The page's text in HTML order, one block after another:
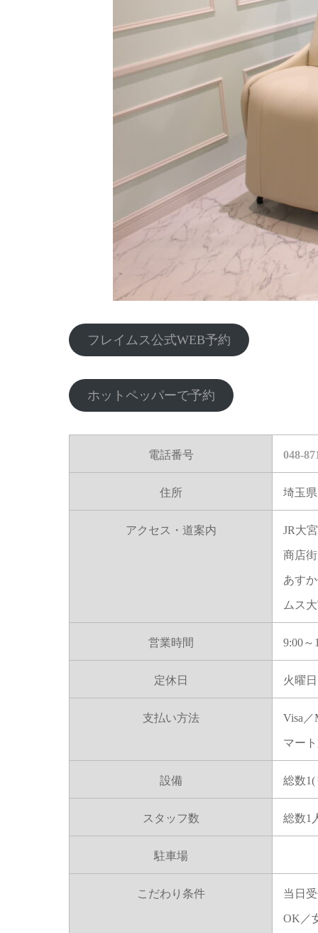
フレイムス公式WEB予約
ホットペッパーで予約
電話番号 048-
住所 埼玉
アクセス・道案内 JR大
商店
あす
ムス
営業時間 9:00～
定休日 火曜日
支払い方法 Visa／
マー
設備 総数
スタッフ数 総数1
駐車場
こだわり条件 当日
OK／